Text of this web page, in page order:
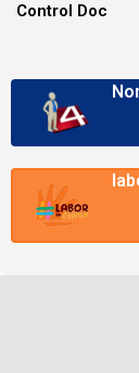
Control Doc